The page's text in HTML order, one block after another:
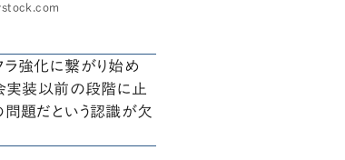
ラ強化に繋がり始め
実装以前の段階に止
問題だという認識が欠